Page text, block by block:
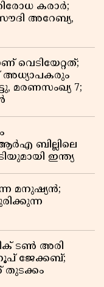
കരാർ;
അറേബ്യ,
വെടിയേറ്റത്;
അധ്യാപകരും
മരണസംഖ്യ 7;
ബില്ലിലെ
ഇന്ത്യ
മനുഷ്യൻ;
ടൺ അരി
ജേക്കബ്;
തുടക്കം